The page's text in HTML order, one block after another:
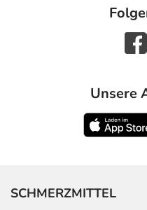
Unsere
SCHMERZMITTEL